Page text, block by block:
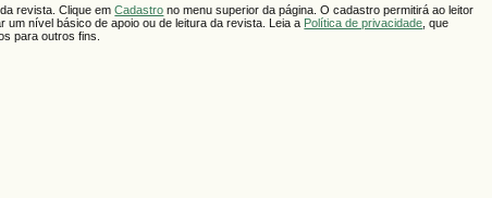
revista. Clique emCadastro no menu superior da página. O cadastro permitirá ao leitor
nível básico de apoio ou de leitura da revista. Leia a Política de privacidade , que
para outros fins.